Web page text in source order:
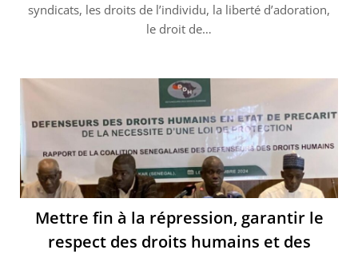
syndicats, les droits de l’individu, la liberté d’adoration,
le droit de…
Mettre fin à la répression, garantir le
respect des droits humains et des